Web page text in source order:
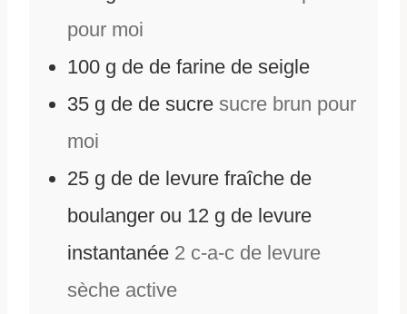
pour moi
100 g de de farine de seigle
35 g de de sucre sucre brun pour
moi
25 g de de levure fraîche de
boulanger ou 12 g de levure
instantanée 2 c-a-c de levure
sèche active